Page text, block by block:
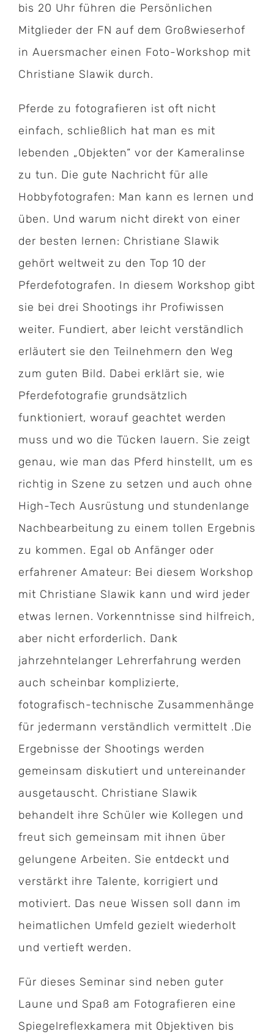
bis 20 Uhr führen die Persönlichen
Mitglieder der FN auf dem Großwieserhof
in Auersmacher einen Foto-Workshop mit
Christiane Slawik durch.
Pferde zu fotografieren ist oft nicht
einfach, schließlich hat man es mit
lebenden „Objekten“ vor der Kameralinse
zu tun. Die gute Nachricht für alle
Hobbyfotografen: Man kann es lernen und
üben. Und warum nicht direkt von einer
der besten lernen: Christiane Slawik
gehört weltweit zu den Top 10 der
Pferdefotografen. In diesem Workshop gibt
sie bei drei Shootings ihr Profiwissen
weiter. Fundiert, aber leicht verständlich
erläutert sie den Teilnehmern den Weg
zum guten Bild. Dabei erklärt sie, wie
Pferdefotografie grundsätzlich
funktioniert, worauf geachtet werden
muss und wo die Tücken lauern. Sie zeigt
genau, wie man das Pferd hinstellt, um es
richtig in Szene zu setzen und auch ohne
High-Tech Ausrüstung und stundenlange
Nachbearbeitung zu einem tollen Ergebnis
zu kommen. Egal ob Anfänger oder
erfahrener Amateur: Bei diesem Workshop
mit Christiane Slawik kann und wird jeder
etwas lernen. Vorkenntnisse sind hilfreich,
aber nicht erforderlich. Dank
jahrzehntelanger Lehrerfahrung werden
auch scheinbar komplizierte,
fotografisch-technische Zusammenhänge
für jedermann verständlich vermittelt .Die
Ergebnisse der Shootings werden
gemeinsam diskutiert und untereinander
ausgetauscht. Christiane Slawik
behandelt ihre Schüler wie Kollegen und
freut sich gemeinsam mit ihnen über
gelungene Arbeiten. Sie entdeckt und
verstärkt ihre Talente, korrigiert und
motiviert. Das neue Wissen soll dann im
heimatlichen Umfeld gezielt wiederholt
und vertieft werden.
Für dieses Seminar sind neben guter
Laune und Spaß am Fotografieren eine
Spiegelreflexkamera mit Objektiven bis